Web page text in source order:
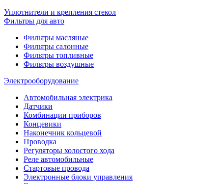
Уплотнители и крепления стекол
Фильтры для авто
Фильтры масляные
Фильтры салонные
Фильтры топливные
Фильтры воздушные
Электрооборудование
Автомобильная электрика
Датчики
Комбинации приборов
Концевики
Наконечник кольцевой
Проводка
Регуляторы холостого хода
Реле автомобильные
Стартовые провода
Электронные блоки управления